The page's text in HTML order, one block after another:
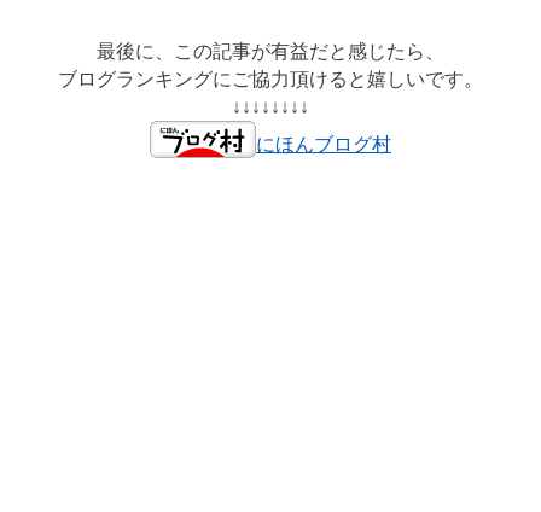
最後に、この記事が有益だと感じたら、
ブログランキングにご協力頂けると嬉しいです。
↓↓↓↓↓↓↓↓
にほんブログ村